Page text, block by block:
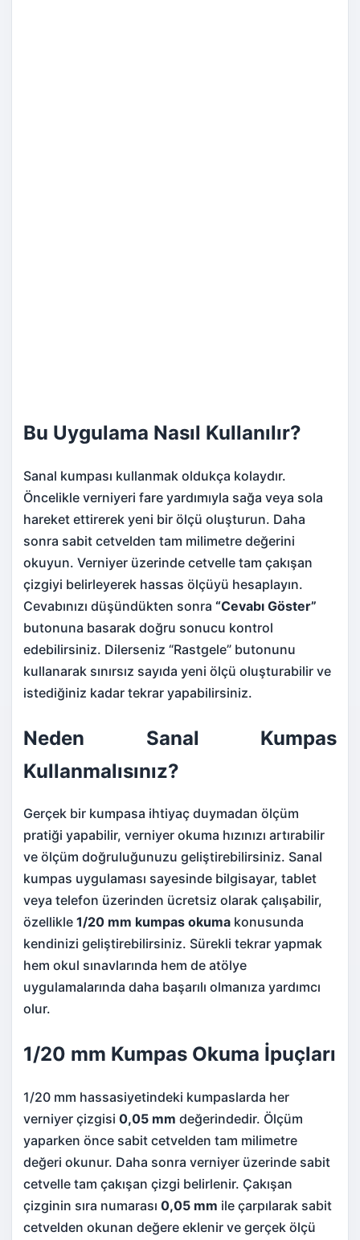
Bu Uygulama Nasıl Kullanılır?
Sanal kumpası kullanmak oldukça kolaydır.
Öncelikle verniyeri fare yardımıyla sağa veya sola
hareket ettirerek yeni bir ölçü oluşturun. Daha
sonra sabit cetvelden tam milimetre değerini
okuyun. Verniyer üzerinde cetvelle tam çakışan
çizgiyi belirleyerek hassas ölçüyü hesaplayın.
Cevabınızı düşündükten sonra “Cevabı Göster”
butonuna basarak doğru sonucu kontrol
edebilirsiniz. Dilerseniz “Rastgele” butonunu
kullanarak sınırsız sayıda yeni ölçü oluşturabilir ve
istediğiniz kadar tekrar yapabilirsiniz.
Neden Sanal Kumpas
Kullanmalısınız?
Gerçek bir kumpasa ihtiyaç duymadan ölçüm
pratiği yapabilir, verniyer okuma hızınızı artırabilir
ve ölçüm doğruluğunuzu geliştirebilirsiniz. Sanal
kumpas uygulaması sayesinde bilgisayar, tablet
veya telefon üzerinden ücretsiz olarak çalışabilir,
özellikle 1/20 mm kumpas okuma konusunda
kendinizi geliştirebilirsiniz. Sürekli tekrar yapmak
hem okul sınavlarında hem de atölye
uygulamalarında daha başarılı olmanıza yardımcı
olur.
1/20 mm Kumpas Okuma İpuçları
1/20 mm hassasiyetindeki kumpaslarda her
verniyer çizgisi 0,05 mm değerindedir. Ölçüm
yaparken önce sabit cetvelden tam milimetre
değeri okunur. Daha sonra verniyer üzerinde sabit
cetvelle tam çakışan çizgi belirlenir. Çakışan
çizginin sıra numarası 0,05 mm ile çarpılarak sabit
cetvelden okunan değere eklenir ve gerçek ölçü